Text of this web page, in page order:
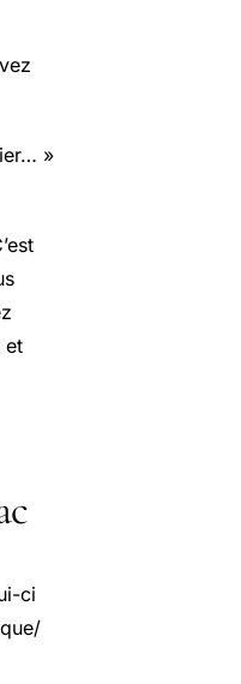
»
et
ci